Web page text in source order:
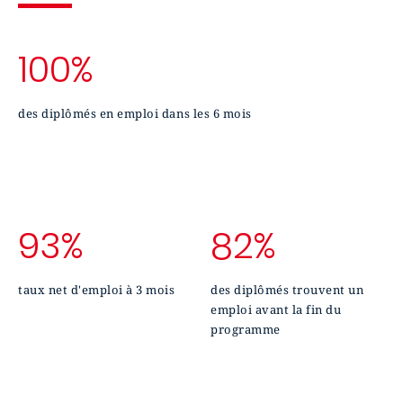
100%
des diplômés en emploi dans les 6 mois
93%
taux net d'emploi à 3 mois
82%
des diplômés trouvent un
emploi avant la fin du
programme